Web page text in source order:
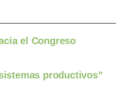
el Congreso
productivos”